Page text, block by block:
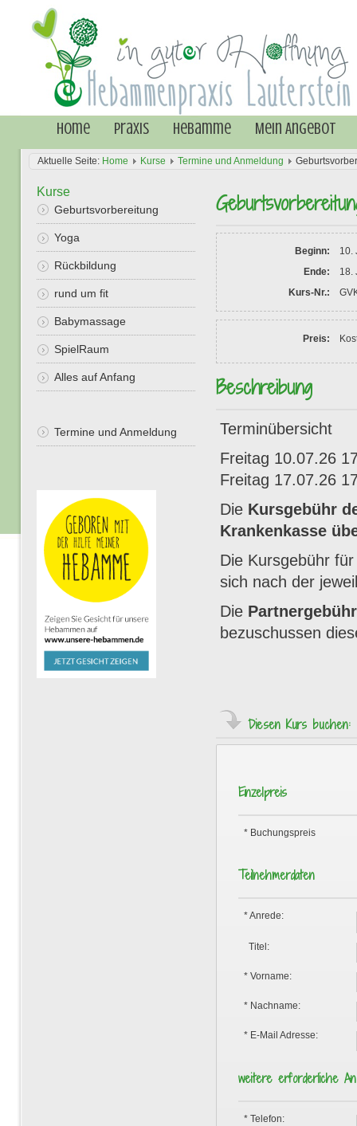
Home Praxis Hebamme Mein Angebot
Aktuelle Seite: Home Kurse Termine und Anmeldung
Kurse
Geburtsvorbereitung
Yoga
Rückbildung
rund um fit
Babymassage
SpielRaum
Alles auf Anfang
Termine und Anmeldung
Beginn:
10.
Ende:
18.
Kurs-Nr.:
Preis:
Beschreibung
Terminübersicht
Freitag 10.07.26
Freitag 17.07.26
Die Kursgebühr
Krankenkasse
Die Kursgebühr
sich nach der
Die Partnergebühr
bezuschussen
Diesen Kurs
Einzelpreis
* Buchungspreis
Teilnehmerdaten
* Anrede:
Titel:
* Vorname:
* Nachname:
* E-Mail Adresse:
weitere erforderliche
* Telefon: